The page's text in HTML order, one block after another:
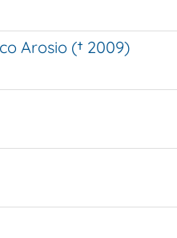
Arosio († 2009)